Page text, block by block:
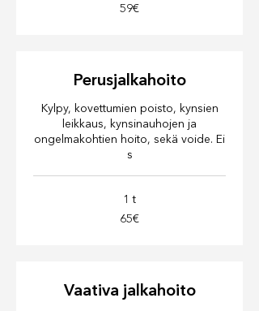
59€
Perusjalkahoito
Kylpy, kovettumien poisto, kynsien
leikkaus, kynsinauhojen ja
ongelmakohtien hoito, sekä voide. Ei
s
1 t
65€
Vaativa jalkahoito